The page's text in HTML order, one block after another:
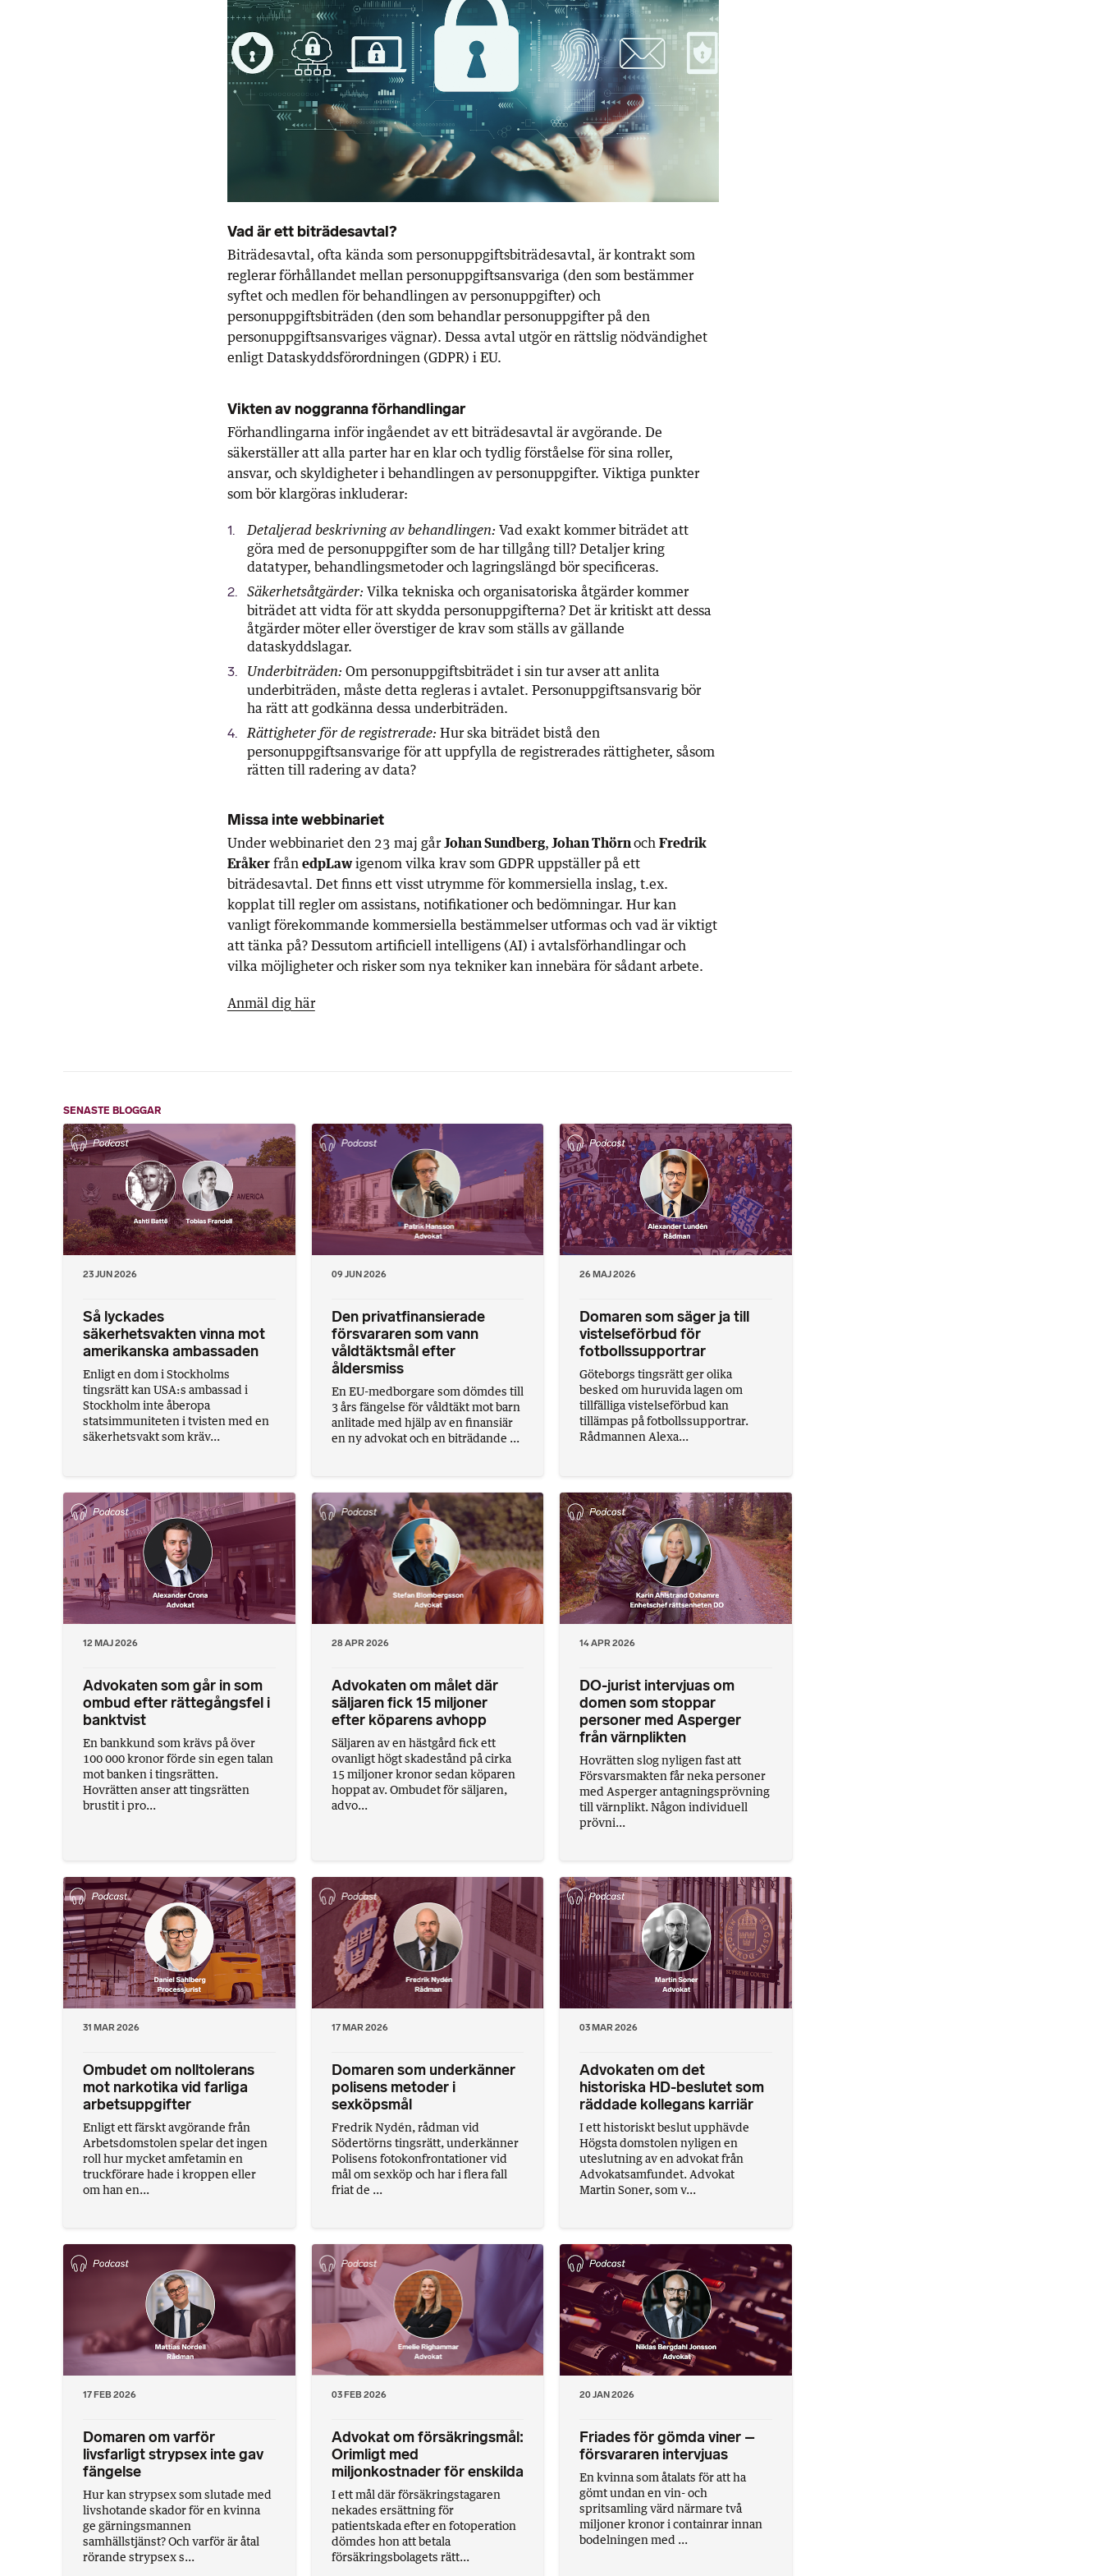
Vad är ett biträdesavtal?
Biträdesavtal, ofta kända som personuppgiftsbiträdesavtal, är kontrakt som
reglerar förhållandet mellan personuppgiftsansvariga (den som bestämmer
syftet och medlen för behandlingen av personuppgifter) och
personuppgiftsbiträden (den som behandlar personuppgifter på den
personuppgiftsansvariges vägnar). Dessa avtal utgör en rättslig nödvändighet
enligt Dataskyddsförordningen (GDPR) i EU.
Vikten av noggranna förhandlingar
Förhandlingarna inför ingåendet av ett biträdesavtal är avgörande. De
säkerställer att alla parter har en klar och tydlig förståelse för sina roller,
ansvar, och skyldigheter i behandlingen av personuppgifter. Viktiga punkter
som bör klargöras inkluderar:
Detaljerad beskrivning av behandlingen: Vad exakt kommer biträdet att
göra med de personuppgifter som de har tillgång till? Detaljer kring
datatyper, behandlingsmetoder och lagringslängd bör specificeras.
Säkerhetsåtgärder: Vilka tekniska och organisatoriska åtgärder kommer
biträdet att vidta för att skydda personuppgifterna? Det är kritiskt att dessa
åtgärder möter eller överstiger de krav som ställs av gällande
dataskyddslagar.
Underbiträden: Om personuppgiftsbiträdet i sin tur avser att anlita
underbiträden, måste detta regleras i avtalet. Personuppgiftsansvarig bör
ha rätt att godkänna dessa underbiträden.
Rättigheter för de registrerade: Hur ska biträdet bistå den
personuppgiftsansvarige för att uppfylla de registrerades rättigheter, såsom
rätten till radering av data?
Missa inte webbinariet
Under webbinariet den 23 maj går Johan Sundberg, Johan Thörnoch Fredrik
Eråkerfrån edpLawigenom vilka krav som GDPR uppställer på ett
biträdesavtal. Det finns ett visst utrymme för kommersiella inslag, t.ex.
kopplat till regler om assistans, notifikationer och bedömningar. Hur kan
vanligt förekommande kommersiella bestämmelser utformas och vad är viktigt
att tänka på? Dessutom artificiell intelligens (AI) i avtalsförhandlingar och
vilka möjligheter och risker som nya tekniker kan innebära för sådant arbete.
Anmäl dig här
SENASTE BLOGGAR
23 JUN 2026
Så lyckades
säkerhetsvakten vinna mot
amerikanska ambassaden
Enligt en dom i Stockholms
tingsrätt kan USA:s ambassad i
Stockholm inte åberopa
statsimmuniteten i tvisten med en
säkerhetsvakt som kräv...
09 JUN 2026
Den privatfinansierade
försvararen som vann
våldtäktsmål efter
åldersmiss
En EU-medborgare som dömdes till
3 års fängelse för våldtäkt mot barn
anlitade med hjälp av en finansiär
en ny advokat och en biträdande ...
26 MAJ 2026
Domaren som säger ja till
vistelseförbud för
fotbollssupportrar
Göteborgs tingsrätt ger olika
besked om huruvida lagen om
tillfälliga vistelseförbud kan
tillämpas på fotbollssupportrar.
Rådmannen Alexa...
12 MAJ 2026
Advokaten som går in som
ombud efter rättegångsfel i
banktvist
En bankkund som krävs på över
100 000 kronor förde sin egen talan
mot banken i tingsrätten.
Hovrätten anser att tingsrätten
brustit i pro...
28 APR 2026
Advokaten om målet där
säljaren fick 15 miljoner
efter köparens avhopp
Säljaren av en hästgård fick ett
ovanligt högt skadestånd på cirka
15 miljoner kronor sedan köparen
hoppat av. Ombudet för säljaren,
advo...
14 APR 2026
DO-jurist intervjuas om
domen som stoppar
personer med Asperger
från värnplikten
Hovrätten slog nyligen fast att
Försvarsmakten får neka personer
med Asperger antagningsprövning
till värnplikt. Någon individuell
prövni...
31 MAR 2026
Ombudet om nolltolerans
mot narkotika vid farliga
arbetsuppgifter
Enligt ett färskt avgörande från
Arbetsdomstolen spelar det ingen
roll hur mycket amfetamin en
truckförare hade i kroppen eller
om han en...
17 MAR 2026
Domaren som underkänner
polisens metoder i
sexköpsmål
Fredrik Nydén, rådman vid
Södertörns tingsrätt, underkänner
Polisens fotokonfrontationer vid
mål om sexköp och har i flera fall
friat de ...
03 MAR 2026
Advokaten om det
historiska HD-beslutet som
räddade kollegans karriär
I ett historiskt beslut upphävde
Högsta domstolen nyligen en
uteslutning av en advokat från
Advokatsamfundet. Advokat
Martin Soner, som v...
17 FEB 2026
Domaren om varför
livsfarligt strypsex inte gav
fängelse
Hur kan strypsex som slutade med
livshotande skador för en kvinna
ge gärningsmannen
samhällstjänst? Och varför är åtal
rörande strypsex s...
03 FEB 2026
Advokat om försäkringsmål:
Orimligt med
miljonkostnader för enskilda
I ett mål där försäkringstagaren
nekades ersättning för
patientskada efter en fotoperation
dömdes hon att betala
försäkringsbolagets rätt...
20 JAN 2026
Friades för gömda viner –
försvararen intervjuas
En kvinna som åtalats för att ha
gömt undan en vin- och
spritsamling värd närmare två
miljoner kronor i containrar innan
bodelningen med ...